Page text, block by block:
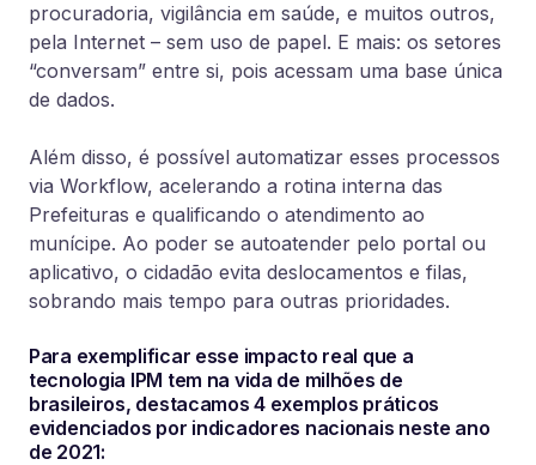
procuradoria, vigilância em saúde, e muitos outros,
pela Internet – sem uso de papel. E mais: os setores
“conversam” entre si, pois acessam uma base única
de dados.
Além disso, é possível automatizar esses processos
via Workflow, acelerando a rotina interna das
Prefeituras e qualificando o atendimento ao
munícipe. Ao poder se autoatender pelo portal ou
aplicativo, o cidadão evita deslocamentos e filas,
sobrando mais tempo para outras prioridades.
Para exemplificar esse impacto real que a
tecnologia IPM tem na vida de milhões de
brasileiros, destacamos 4 exemplos práticos
evidenciados por indicadores nacionais neste ano
de 2021: